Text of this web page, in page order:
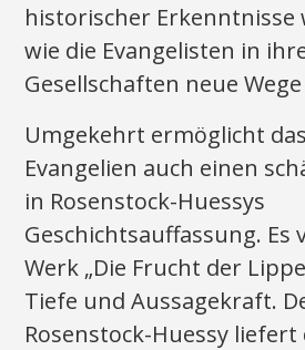
historischer Erkenntnisse
wie die Evangelisten in
Gesellschaften neue
Umgekehrt ermöglicht
Evangelien auch einen
in Rosenstock-Huessys
Geschichtsauffassung. Es
Werk „Die Frucht der
Tiefe und Aussagekraft.
Rosenstock-Huessy